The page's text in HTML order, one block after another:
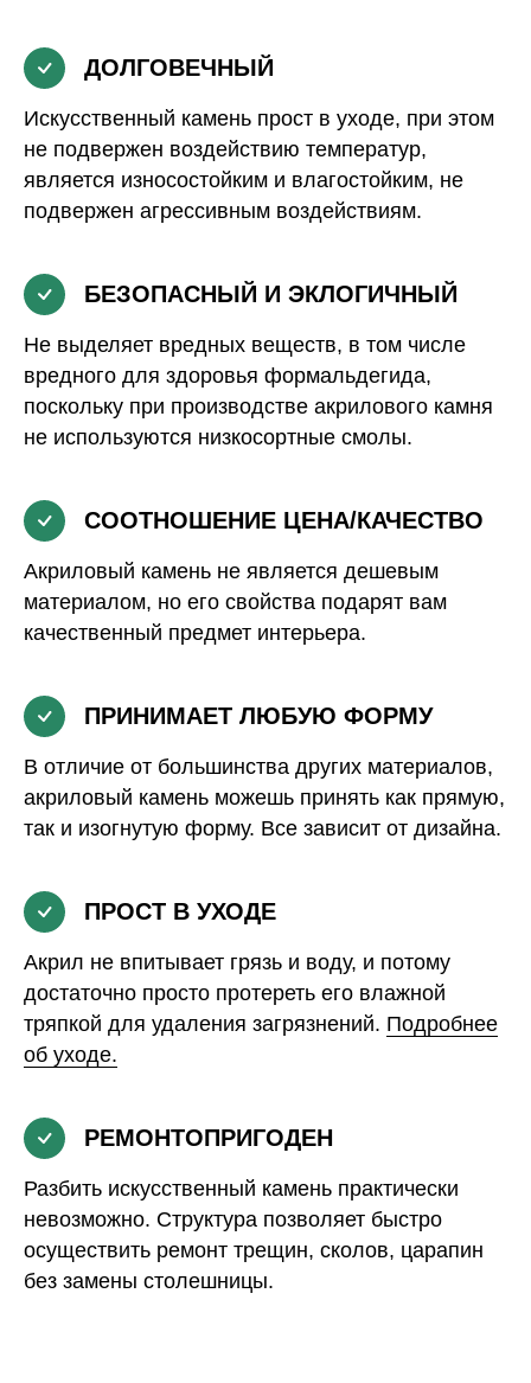
ДОЛГОВЕЧНЫЙ
Искусственный камень прост в уходе, при этом
не подвержен воздействию температур,
является износостойким и влагостойким, не
подвержен агрессивным воздействиям.
БЕЗОПАСНЫЙ И ЭКЛОГИЧНЫЙ
Не выделяет вредных веществ, в том числе
вредного для здоровья формальдегида,
поскольку при производстве акрилового камня
не используются низкосортные смолы.
СООТНОШЕНИЕ ЦЕНА/КАЧЕСТВО
Акриловый камень не является дешевым
материалом, но его свойства подарят вам
качественный предмет интерьера.
ПРИНИМАЕТ ЛЮБУЮ ФОРМУ
В отличие от большинства других материалов,
акриловый камень можешь принять как прямую,
так и изогнутую форму. Все зависит от дизайна.
ПРОСТ В УХОДЕ
Акрил не впитывает грязь и воду, и потому
достаточно просто протереть его влажной
тряпкой для удаления загрязнений. Подробнее
об уходе.
РЕМОНТОПРИГОДЕН
Разбить искусственный камень практически
невозможно. Структура позволяет быстро
осуществить ремонт трещин, сколов, царапин
без замены столешницы.